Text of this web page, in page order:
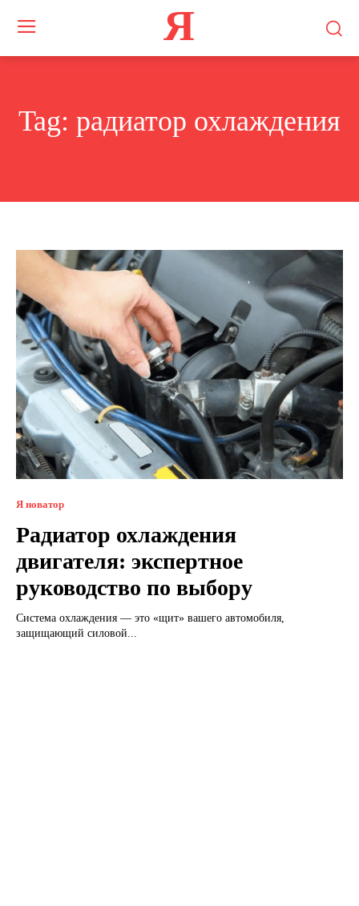
Я
Tag: радиатор охлаждения
Я новатор
Радиатор охлаждения
двигателя: экспертное
руководство по выбору
Система охлаждения — это «щит» вашего автомобиля,
защищающий силовой...